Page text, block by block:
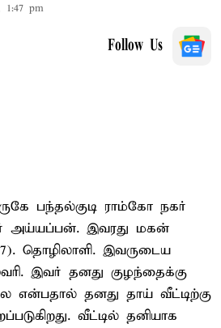
1:47 pm
Follow Us
பந்தல்குடி ராம்கோ நகர்
அய்யப்பன். இவரது மகன்
தொழிலாளி. இவருடைய
இவர் தனது குழந்தைக்கு
என்பதால் தனது தாய் வீட்டிற்கு
வீட்டில் தனியாக